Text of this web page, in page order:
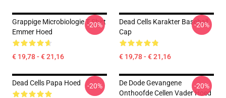
Grappige Microbiologie T Shirt
Emmer Hoed
€ 19,78 - € 21,16
-20%
Dead Cells Karakter Baseball
Cap
€ 19,78 - € 21,16
-20%
Dead Cells Papa Hoed -20%
De Dode Gevangene
Onthoofde Cellen Vader Hoed
-20%